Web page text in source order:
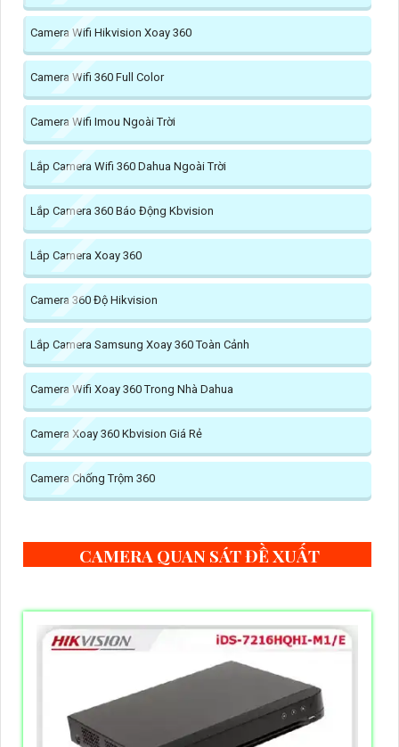
Camera Wifi Hikvision Xoay 360
Camera Wifi 360 Full Color
Camera Wifi Imou Ngoài Trời
Lắp Camera Wifi 360 Dahua Ngoài Trời
Lắp Camera 360 Báo Động Kbvision
Lắp Camera Xoay 360
Camera 360 Độ Hikvision
Lắp Camera Samsung Xoay 360 Toàn Cảnh
Camera Wifi Xoay 360 Trong Nhà Dahua
Camera Xoay 360 Kbvision Giá Rẻ
Camera Chống Trộm 360
CAMERA QUAN SÁT ĐỀ XUẤT